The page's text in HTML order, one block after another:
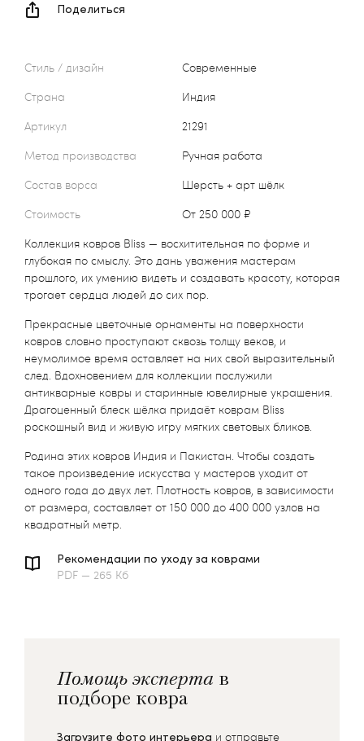
Стиль / дизайн
Современные
Страна
Индия
Артикул
21291
Метод производства
Ручная работа
Состав ворса
Шерсть + арт шёлк
Стоимость
от 250 000 ₽
Коллекция ковров Bliss — восхитительная по форме и
глубокая по смыслу. Это дань уважения мастерам
прошлого, их умению видеть и создавать красоту, которая
трогает сердца людей до сих пор.
Прекрасные цветочные орнаменты на поверхности
ковров словно проступают сквозь толщу веков, и
неумолимое время оставляет на них свой выразительный
след. Вдохновением для коллекции послужили
антикварные ковры и старинные ювелирные украшения.
Драгоценный блеск шёлка придаёт коврам Bliss
роскошный вид и живую игру мягких световых бликов.
Родина этих ковров Индия и Пакистан. Чтобы создать
такое произведение искусства у мастеров уходит от
одного года до двух лет. Плотность ковров, в зависимости
от размера, составляет от 150 000 до 400 000 узлов на
квадратный метр.
Рекомендации по уходу за коврами
PDF — 265 Кб
Поделиться
Помощь эксперта в
подборе ковра
Загрузите фото интерьера и отправьте